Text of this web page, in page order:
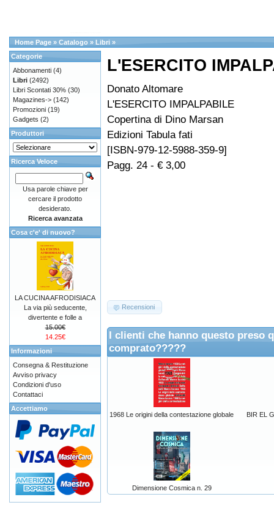
Home Page » Catalogo » Libri »
L'ESERCITO
Donato Altomare
L'ESERCITO IMPALPABILE
Copertina di Dino Marsan
Edizioni Tabula fati
[ISBN-979-12-5988-359-9]
Pagg. 24 - € 3,00
Recensioni
I clienti che hanno questo preso
comprato?????
1968 Le origini della contestazione globale BIR EL
Dimensione Cosmica n. 29
Categorie
Abbonamenti (4)
Libri (2492)
Libri Scontati 30% (30)
Magazines-> (142)
Promozioni (19)
Gadgets (2)
Produttori
Ricerca Veloce
Usa parole chiave per
cercare il prodotto
desiderato.
Ricerca avanzata
Cosa c'e' di nuovo?
LA CUCINA AFRODISIACA
La via più seducente,
divertente e folle a
15.00€
14.25€
Informazioni
Consegna & Restituzione
Avviso privacy
Condizioni d'uso
Contattaci
Accettiamo